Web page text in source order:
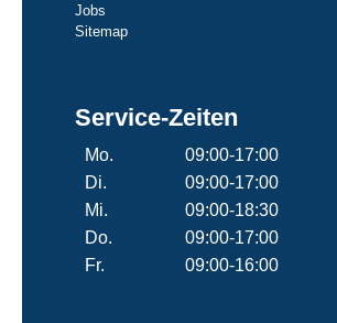
Jobs
Sitemap
Service-Zeiten
Mo.
09:00-17:00
Di.
09:00-17:00
Mi.
09:00-18:30
Do.
09:00-17:00
Fr.
09:00-16:00